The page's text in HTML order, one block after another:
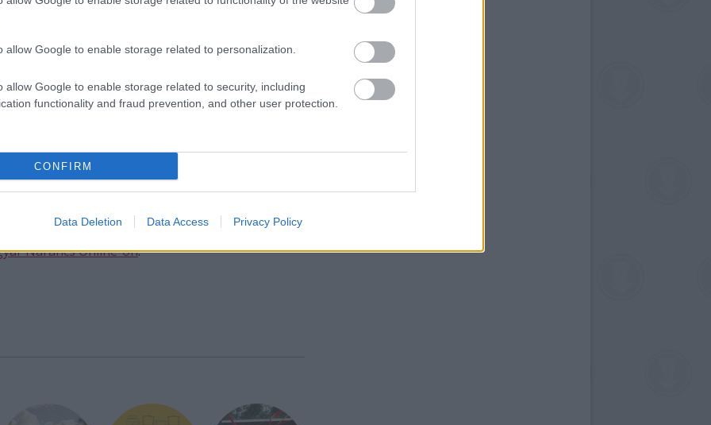
allow Google to enable storage related to personalization.
allow Google to enable storage related to security, including
functionality and fraud prevention, and other user protection.
CONFIRM
Data Deletion Data Access Privacy Policy
de itthon már az a gesztus sincs, hogy
fontos politikai, közéleti, társadalmi
milyen színházi formákon keresztül akarnak
és kortársak – ami persze teljesen rendben is
„eladják" őket – lehetne adni egy esélyt
nekik. De a tanároknak ehhez túl fontos a
ugyanazt csinálják meg velük, amit máskor is
szól, hanem róluk. A pro|vocation pont attól
azt érzi: basszus, én erről tényleg meg akarom
érdekel. És ez nem lehetséges úgy, ha
vajon tetszene-e ez vagy az a megoldás.
Narancs Online-on.